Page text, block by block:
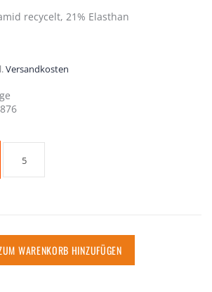
recycelt, 21% Elasthan
Versandkosten
5
WARENKORB HINZUFÜGEN